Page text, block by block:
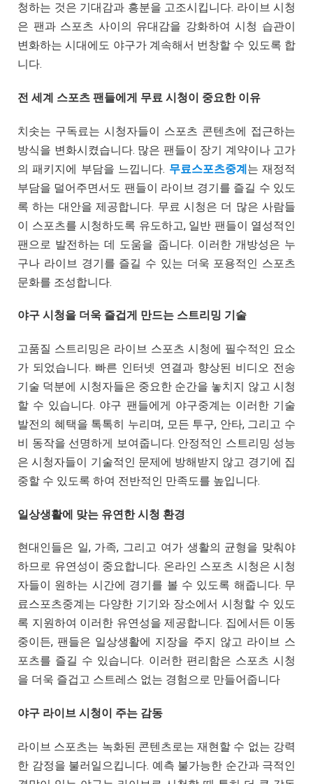
청하는 것은 기대감과 흥분을 고조시킵니다. 라이브 시청
은 팬과 스포츠 사이의 유대감을 강화하여 시청 습관이
변화하는 시대에도 야구가 계속해서 번창할 수 있도록 합
니다.
전 세계 스포츠 팬들에게 무료 시청이 중요한 이유
치솟는 구독료는 시청자들이 스포츠 콘텐츠에 접근하는
방식을 변화시켰습니다. 많은 팬들이 장기 계약이나 고가
의 패키지에 부담을 느낍니다. 무료스포츠중계는 재정적
부담을 덜어주면서도 팬들이 라이브 경기를 즐길 수 있도
록 하는 대안을 제공합니다. 무료 시청은 더 많은 사람들
이 스포츠를 시청하도록 유도하고, 일반 팬들이 열성적인
팬으로 발전하는 데 도움을 줍니다. 이러한 개방성은 누
구나 라이브 경기를 즐길 수 있는 더욱 포용적인 스포츠
문화를 조성합니다.
야구 시청을 더욱 즐겁게 만드는 스트리밍 기술
고품질 스트리밍은 라이브 스포츠 시청에 필수적인 요소
가 되었습니다. 빠른 인터넷 연결과 향상된 비디오 전송
기술 덕분에 시청자들은 중요한 순간을 놓치지 않고 시청
할 수 있습니다. 야구 팬들에게 야구중계는 이러한 기술
발전의 혜택을 톡톡히 누리며, 모든 투구, 안타, 그리고 수
비 동작을 선명하게 보여줍니다. 안정적인 스트리밍 성능
은 시청자들이 기술적인 문제에 방해받지 않고 경기에 집
중할 수 있도록 하여 전반적인 만족도를 높입니다.
일상생활에 맞는 유연한 시청 환경
현대인들은 일, 가족, 그리고 여가 생활의 균형을 맞춰야
하므로 유연성이 중요합니다. 온라인 스포츠 시청은 시청
자들이 원하는 시간에 경기를 볼 수 있도록 해줍니다. 무
료스포츠중계는 다양한 기기와 장소에서 시청할 수 있도
록 지원하여 이러한 유연성을 제공합니다. 집에서든 이동
중이든, 팬들은 일상생활에 지장을 주지 않고 라이브 스
포츠를 즐길 수 있습니다. 이러한 편리함은 스포츠 시청
을 더욱 즐겁고 스트레스 없는 경험으로 만들어줍니다
야구 라이브 시청이 주는 감동
라이브 스포츠는 녹화된 콘텐츠로는 재현할 수 없는 강력
한 감정을 불러일으킵니다. 예측 불가능한 순간과 극적인